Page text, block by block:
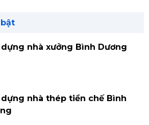
dựng nhà xưởng Bình Dương
dựng nhà thép tiền chế Bình